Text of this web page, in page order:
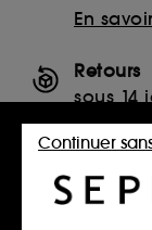
En
Retours
sous 14
SERVICES,
Continuer